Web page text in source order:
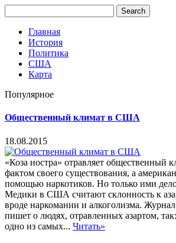
Главная
История
Политика
США
Карта
Популярное
Общественный климат в США
18.08.2015
«Коза ностра» отравляет
фактом своего существования, а
помощью наркотиков. Но только ими
Медики в США считают склонность к
вроде наркомании и алкоголизма.
пишет о людях, отравленных азартом,
одно из самых... Читать»